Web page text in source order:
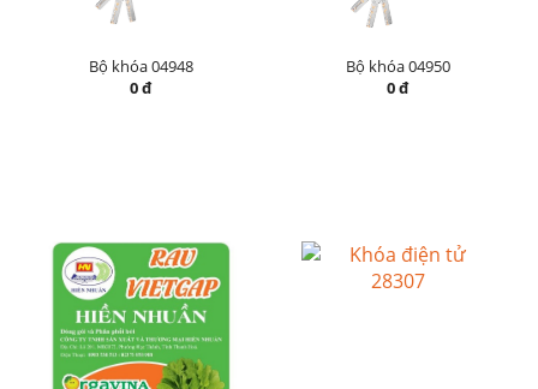
Bộ khóa 04948
0 đ
Bộ khóa 04950
0 đ